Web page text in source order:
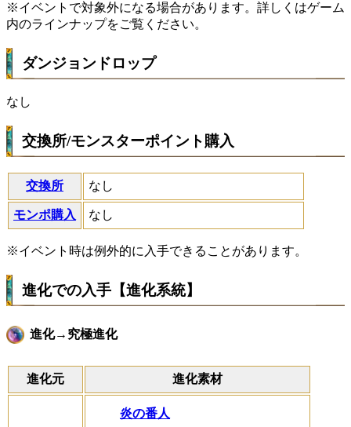
※イベントで対象外になる場合があります。詳しくはゲーム
内のラインナップをご覧ください。
ダンジョンドロップ
なし
交換所/モンスターポイント購入
交換所 なし
モンポ購入 なし
※イベント時は例外的に入手できることがあります。
進化での入手【進化系統】
進化→究極進化
進化元 進化素材
炎の番人